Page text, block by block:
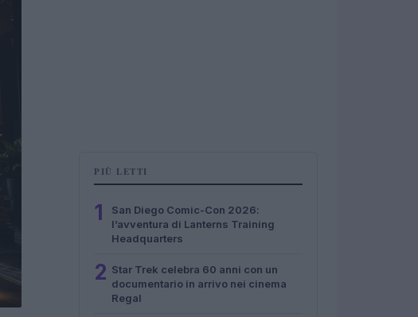
PIÙ LETTI
1
San Diego Comic-Con 2026:
l’avventura di Lanterns Training
Headquarters
2 Star Trek celebra 60 anni con un
documentario in arrivo nei cinema
Regal